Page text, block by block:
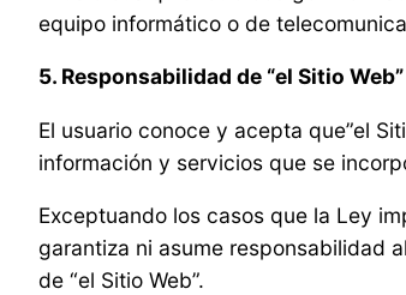
equipo informático o de
5. Responsabilidad de “el Sitio Web”
El usuario conoce y acepta que”el
información y servicios que se
Exceptuando los casos que la Ley
garantiza ni asume responsabilidad
de “el Sitio Web”.